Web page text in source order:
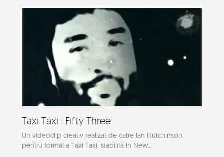
Taxi Taxi : Fifty Three
Un videoclip creativ realizat de catre Ian Hutchinson
pentru formatia Taxi Taxi, stabilita in New...